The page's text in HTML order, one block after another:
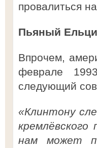
провалиться
Пьяный
Впрочем,
феврале
следующий
«Клинтону
нам может